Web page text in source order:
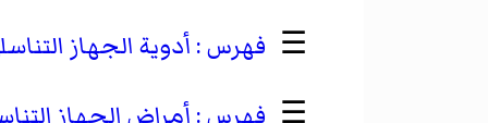
☰
أدوية الجهاز
☰
أمراض الجهاز